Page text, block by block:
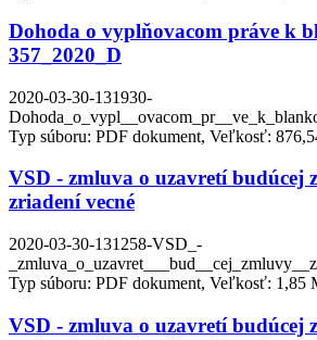
Dohoda o vyplňovacom práve k
357_2020_D
2020-03-30-131930-
Typ súboru: PDF dokument, Veľkosť:
VSD - zmluva o uzavretí budúcej
zriadení vecné
2020-03-30-131258-VSD_-
Typ súboru: PDF dokument, Veľkosť: 1,85
VSD - zmluva o uzavretí budúcej